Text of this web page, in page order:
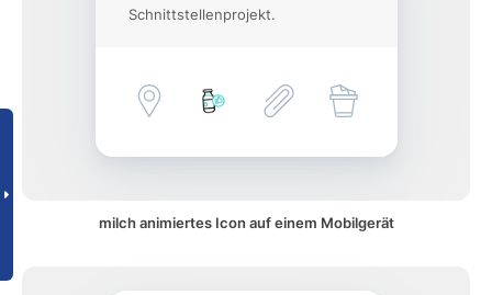
Schnittstellenprojekt.
milch animiertes Icon auf einem Mobilgerät